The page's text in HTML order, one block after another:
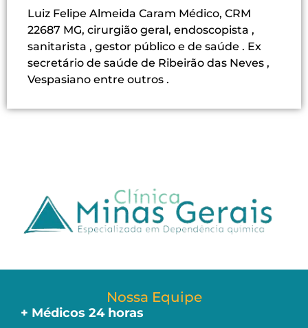
Luiz Felipe Almeida Caram Médico, CRM
22687 MG, cirurgião geral, endoscopista ,
sanitarista , gestor público e de saúde . Ex
secretário de saúde de Ribeirão das Neves ,
Vespasiano entre outros .
Nossa Equipe
+ Médicos 24 horas